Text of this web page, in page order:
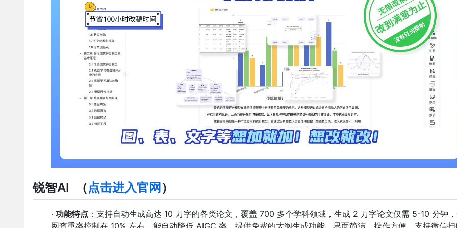
锐智AI （点击进入官网）
· 功能特点 ：支持自动生成高达 10 万字的各类论文，覆盖 700 多个学科领域，生成 2 万字论文仅需 5-10 分钟
网查重率控制在 10% 左右，能自动降低 AIGC 率。提供免费的大纲生成功能，界面简洁，操作方便，支持微信